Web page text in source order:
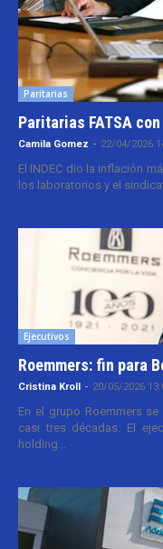
Paritarias
Paritarias FATSA
Camila Gomez - 22/04/2026
El INDEC dio la inflación
los laboratorios y el
Ejecutivos
Roemmers: fin para
Cristina Kroll - 20/05/2026
En el grupo Roemmers
casi tres décadas. El
holding...